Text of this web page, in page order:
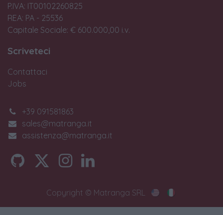
P.IVA: IT00102260825
REA: PA - 25536
Capitale Sociale: € 600.000,00 i.v.
Scriveteci
Contattaci
Jobs
+39 091581863
sales@matranga.it
assistenza@matranga.it
Copyright © Matranga SRL